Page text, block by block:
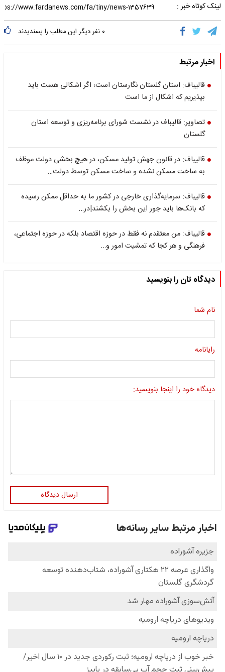
لینک کوتاه خبر :
۰ نفر دیگر این مطلب را پسندیدند
اخبار مرتبط
قالیباف: استان گلستان نگارستان است؛ اگر اشکالی هست باید
بپذیریم که اشکال از ما است
تصاویر: قالیباف در نشست شورای برنامه‌ریزی و توسعه استان
گلستان
قالیباف: در قانون جهش تولید مسکن، در هیچ بخشی دولت موظف
به ساخت مسکن نشده و ساخت مسکن توسط دولت…
قالیباف: سرمایه‌گذاری خارجی در کشور ما به حداقل ممکن رسیده
که بانک‌ها باید جور این بخش را بکشند|در…
قالیباف: من معتقدم نه فقط در حوزه اقتصاد بلکه در حوزه اجتماعی،
فرهنگی و هر کجا که تمشیت امور و…
دیدگاه تان را بنویسید
نام شما
رایانامه
دیدگاه خود را اینجا بنویسید:
ارسال دیدگاه